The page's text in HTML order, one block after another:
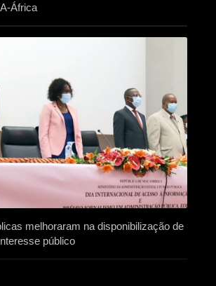
África
melhoraram na disponibilização de
público